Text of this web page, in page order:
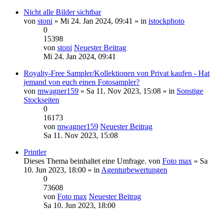
Nicht alle Bilder sichtbar
von stoni » Mi 24. Jan 2024, 09:41 » in istockphoto
0
15398
von stoni Neuester Beitrag
Mi 24. Jan 2024, 09:41
Royalty-Free Sampler/Kollektionen von Privat kaufen - Hat
jemand von euch einen Fotosampler?
von mwagner159 » Sa 11. Nov 2023, 15:08 » in Sonstige
Stockseiten
0
16173
von mwagner159 Neuester Beitrag
Sa 11. Nov 2023, 15:08
Printler
Dieses Thema beinhaltet eine Umfrage. von Foto max » Sa
10. Jun 2023, 18:00 » in Agenturbewertungen
0
73608
von Foto max Neuester Beitrag
Sa 10. Jun 2023, 18:00